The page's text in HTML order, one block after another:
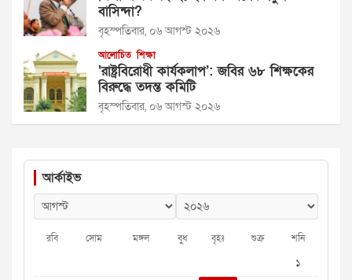
বাসিন্দা?
বৃহস্পতিবার, ০৬ আগস্ট ২০২৬
আলোচিত শিক্ষা
‘রাষ্ট্রবিরোধী কার্যকলাপ’: জবির ৬৮ শিক্ষকের
বিরুদ্ধে তদন্ত কমিটি
বৃহস্পতিবার, ০৬ আগস্ট ২০২৬
আর্কাইভ
রবি সোম মঙ্গল বুধ বৃহঃ শুক্র শনি
১